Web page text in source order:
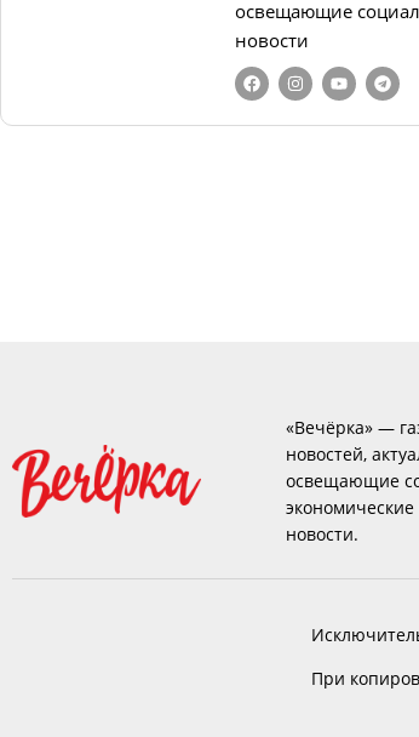
освещающие
новости
«Вечёрка» —
новостей,
освещающие
новости.
При